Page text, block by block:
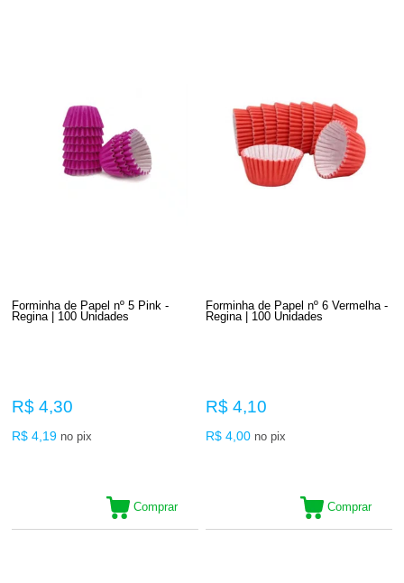
Forminha de Papel nº 5 Pink -
Regina | 100 Unidades
R$ 4,30
R$ 4,19 no pix
Comprar
Forminha de Papel nº 6 Vermelha -
Regina | 100 Unidades
R$ 4,10
R$ 4,00 no pix
Comprar